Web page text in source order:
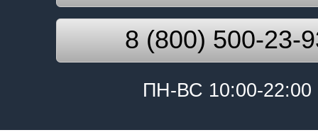
8 (800) 500-23-
ПН-ВС 10:00-22:00